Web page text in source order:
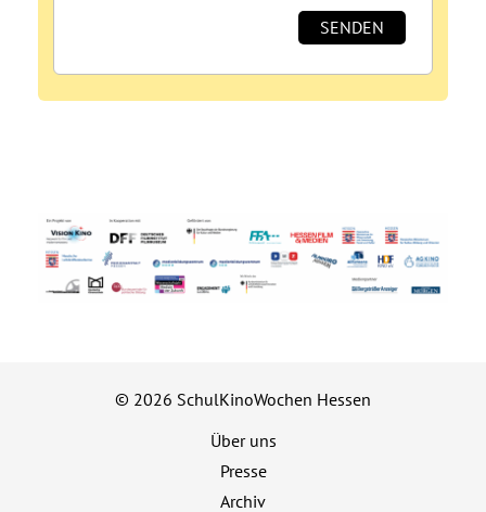
© 2026 SchulKinoWochen Hessen
Über uns
Presse
Archiv